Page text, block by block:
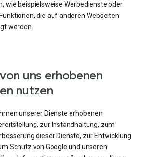
wie beispielsweise Werbedienste oder
die auf anderen Webseiten
werden.
uns erhobenen
nutzen
unserer Dienste erhobenen
zur Instandhaltung, zum
dieser Dienste, zur Entwicklung
Schutz von Google und unseren